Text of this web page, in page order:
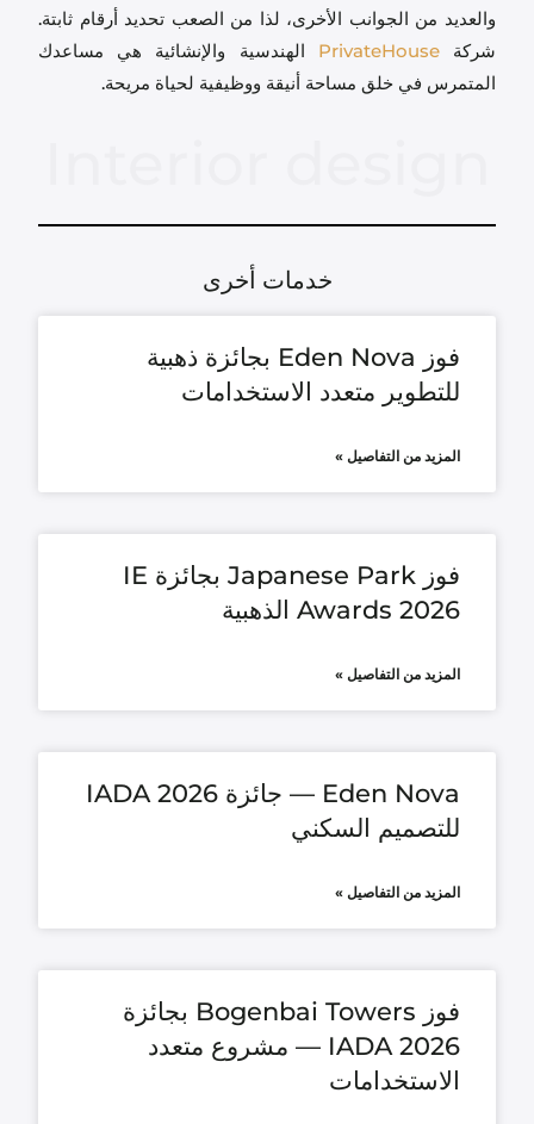
والعديد من الجوانب الأخرى، لذا من الصعب تحديد أرقام ثابتة.
شركةPrivateHouse الهندسية والإنشائية هي مساعدك
المتمرس في خلق مساحة أنيقة ووظيفية لحياة مريحة.
خدمات أخرى
فوز Eden Nova بجائزة ذهبية
للتطوير متعدد الاستخدامات
المزيد من التفاصيل »
فوز Japanese Park بجائزة IE
Awards 2026 الذهبية
المزيد من التفاصيل »
Eden Nova — جائزة IADA 2026
للتصميم السكني
المزيد من التفاصيل »
فوز Bogenbai Towers بجائزة
IADA 2026 — مشروع متعدد
الاستخدامات